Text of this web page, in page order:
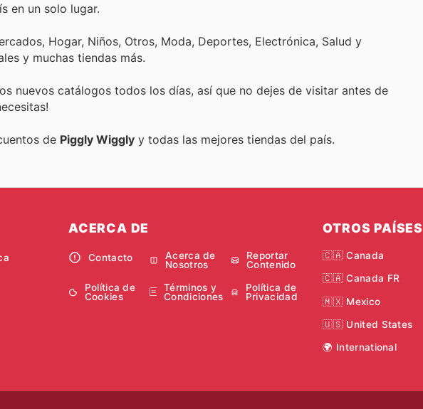
en un solo lugar.
Hogar, Niños, Otros, Moda, Deportes, Electrónica, Salud y
y muchas tiendas más.
nuevos catálogos todos los días, así que no dejes de visitar antes de
de Piggly Wiggly y todas las mejores tiendas del país.
ACERCA DE
Contacto
Acerca de
Nosotros
Reportar
Contenido
Política de
Cookies
Términos y
Condiciones
Política de
Privacidad
OTROS PAÍSES
🇨🇦 Canada
🇨🇦 Canada FR
🇲🇽 Mexico
🇺🇸 United States
🌍 International